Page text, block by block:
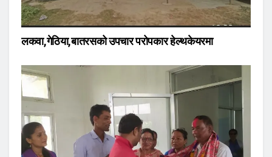
लकवा,गेठिया,बातरसको उपचार परोपकार हेल्थकेयरमा